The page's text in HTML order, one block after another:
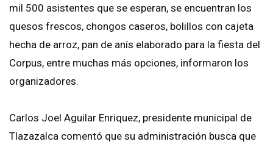
mil 500 asistentes que se esperan, se encuentran los
quesos frescos, chongos caseros, bolillos con cajeta
hecha de arroz, pan de anís elaborado para la fiesta del
Corpus, entre muchas más opciones, informaron los
organizadores.
Carlos Joel Aguilar Enriquez, presidente municipal de
Tlazazalca comentó que su administración busca que